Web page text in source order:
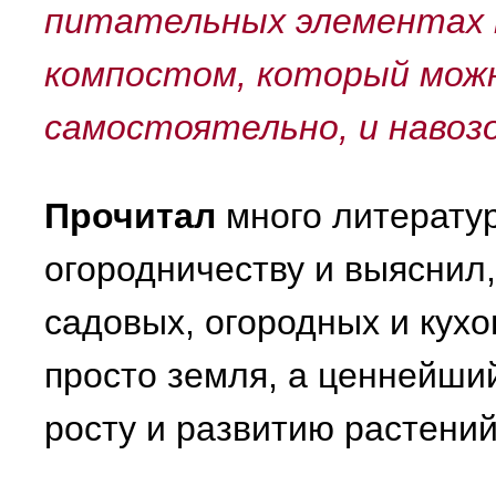
питательных
компостом, который
самостоятельно, и
Прочитал много
огородничеству и
садовых, огородных и
просто земля, а
росту и развитию